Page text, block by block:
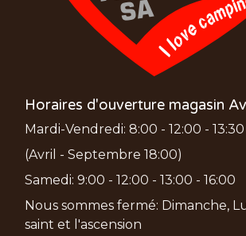
Horaires d'ouverture magasin
Mardi-Vendredi: 8:00 - 12:00 - 13:30
(Avril - Septembre 18:00)
Samedi: 9:00 - 12:00 - 13:00 - 16:00
Nous sommes fermé: Dimanche,
saint et l'ascension